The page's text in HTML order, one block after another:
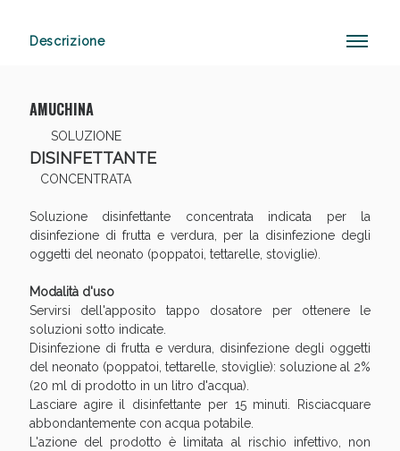
Descrizione
AMUCHINA
SOLUZIONE
DISINFETTANTE
CONCENTRATA
Soluzione disinfettante concentrata indicata per la
disinfezione di frutta e verdura, per la disinfezione degli
oggetti del neonato (poppatoi, tettarelle, stoviglie).
Modalità d'uso
Servirsi dell'apposito tappo dosatore per ottenere le
soluzioni sotto indicate.
Disinfezione di frutta e verdura, disinfezione degli oggetti
del neonato (poppatoi, tettarelle, stoviglie): soluzione al 2%
(20 ml di prodotto in un litro d'acqua).
Lasciare agire il disinfettante per 15 minuti. Risciacquare
abbondantemente con acqua potabile.
L'azione del prodotto è limitata al rischio infettivo, non
Sconto fino al 55% disponibile oggi!